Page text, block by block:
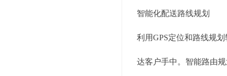
智能化配送路线规划
利用GPS定位和路线规
达客户手中。智能路由